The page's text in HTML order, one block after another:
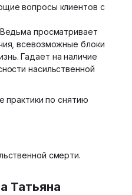
вопросы клиентов с
просматривает
всевозможные блоки
Гадает на наличие
насильственной
по снятию
смерти.
Татьяна